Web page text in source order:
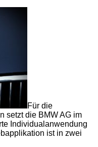
Für die
setzt die BMW AG im
Individualanwendung
ist in zwei